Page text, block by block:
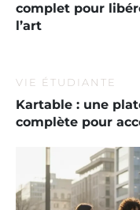
complet pour
l’art
VIE ÉTUDIANTE
Kartable : une
complète pour